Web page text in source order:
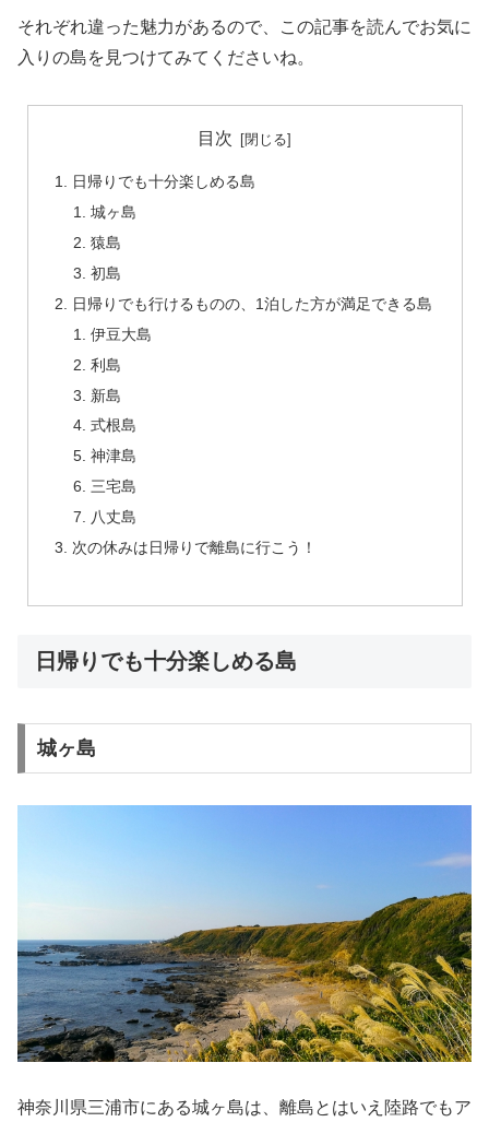
それぞれ違った魅力があるので、この記事を読んでお気に
入りの島を見つけてみてくださいね。
目次
日帰りでも十分楽しめる島
城ヶ島
猿島
初島
日帰りでも行けるものの、1泊した方が満足できる島
伊豆大島
利島
新島
式根島
神津島
三宅島
八丈島
次の休みは日帰りで離島に行こう！
日帰りでも十分楽しめる島
城ヶ島
神奈川県三浦市にある城ヶ島は、離島とはいえ陸路でもア